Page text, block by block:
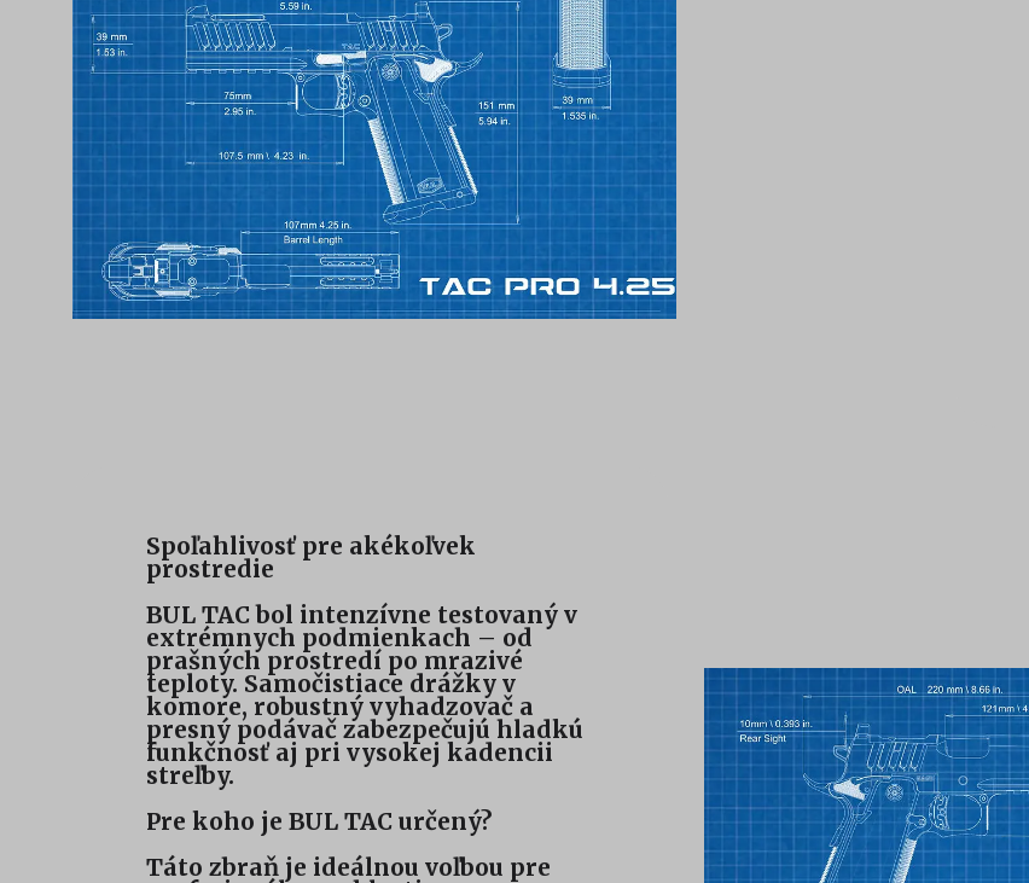
Spoľahlivosť pre akékoľvek
prostredie
BUL TAC bol intenzívne testovaný v
extrémnych podmienkach – od
prašných prostredí po mrazivé
teploty. Samočistiace drážky v
komore, robustný vyhadzovač a
presný podávač zabezpečujú hladkú
funkčnosť aj pri vysokej kadencii
streľby.
Pre koho je BUL TAC určený?
Táto zbraň je ideálnou voľbou pre